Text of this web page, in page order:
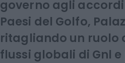
governo agli
Paesi del Golfo,
ritagliando un ruolo
flussi globali di Gnl